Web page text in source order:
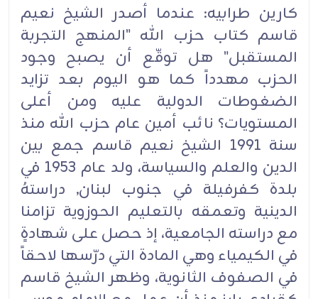
كارين طرابيه: عندما أصدر الشيخ نعيم
قاسم كتاب حزب الله "المنهج التجربة
المستقبل" هل توقّع أن يصبح وجود
الحزب مهدداً كما هو اليوم بعد تزايد
الضغوطات الدولية عليه ومن أعلى
المستويات؟ نائب أمين عام حزب الله منذ
سنة 1991 الشيخ نعيم قاسم جمع بين
الدين والعلم والسياسة، ولد عام 1953 في
بلدة كفرفيلة في جنوب لبنان, دراستهُ
الدينية وتعمقه بالتعليم الحوزوية تزامنا
مع دراسته الجامعية، إذ حصل على شهادةٍ
في الكيمياء وهي المادة التي درّسها لاحقاً
في الصفوف الثانوية، وظهر الشيخ قاسم